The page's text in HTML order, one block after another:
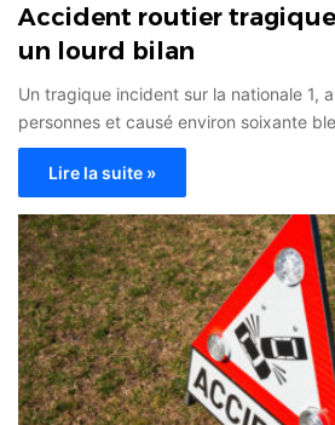
Accident routier tragique
un lourd bilan
Un tragique incident sur la nationale 1,
personnes et causé environ soixante
Lire la suite »